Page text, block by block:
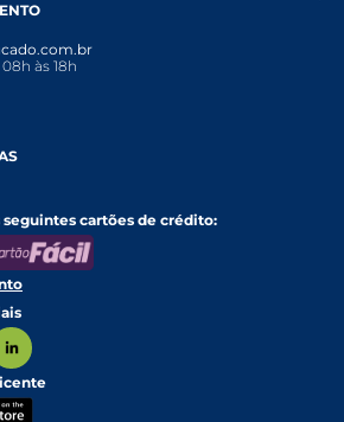
às 18h
cartões de crédito: